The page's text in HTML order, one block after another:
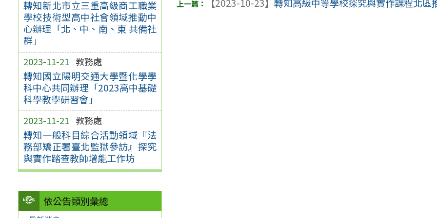
轉知新北市立三重高級商工職業
學校技術型高中社會領域推動中
心辦理「北、中、南、東 共備社
群」
2023-11-21 教務處
轉知國立陽明交通大學暨化學學
科中心共同辦理「2023高中基礎
科學教學研習會」
2023-11-21 教務處
轉知一般科目綜合活動領域『法
務部矯正署臺北監獄參訪』探究
與實作踏查教師增能工作坊
依公告類別彙總
【2023-10-23】轉知高級中等學校探究與實作課程北區